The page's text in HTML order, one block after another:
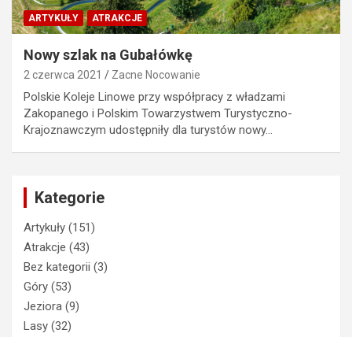
ARTYKUŁY ATRAKCJE
Nowy szlak na Gubałówkę
2 czerwca 2021 Zacne Nocowanie
Polskie Koleje Linowe przy współpracy z władzami
Zakopanego i Polskim Towarzystwem Turystyczno-
Krajoznawczym udostępniły dla turystów nowy…
Kategorie
Artykuły (151)
Atrakcje (43)
Bez kategorii (3)
Góry (53)
Jeziora (9)
Lasy (32)